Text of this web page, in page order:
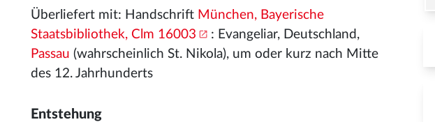
Überliefert mit: Handschrift München, Bayerische
Staatsbibliothek, Clm 16003
: Evangeliar, Deutschland,
Passau (wahrscheinlich St. Nikola), um oder kurz nach Mitte
des 12. Jahrhunderts
Entstehung